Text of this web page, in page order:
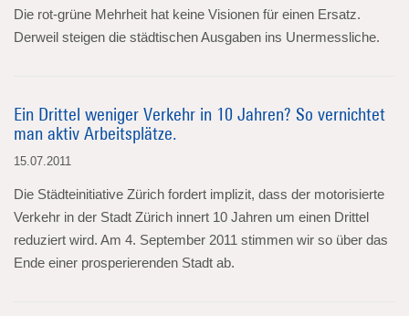
Die rot-grüne Mehrheit hat keine Visionen für einen Ersatz.
Derweil steigen die städtischen Ausgaben ins Unermessliche.
Ein Drittel weniger Verkehr in 10 Jahren? So vernichtet
man aktiv Arbeitsplätze.
15.07.2011
Die Städteinitiative Zürich fordert implizit, dass der motorisierte
Verkehr in der Stadt Zürich innert 10 Jahren um einen Drittel
reduziert wird. Am 4. September 2011 stimmen wir so über das
Ende einer prosperierenden Stadt ab.